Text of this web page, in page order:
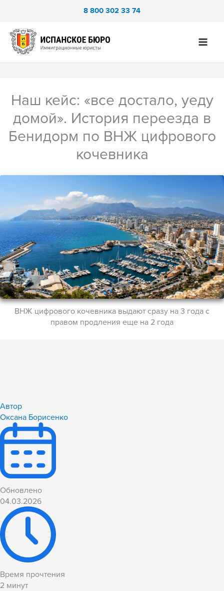
содержимому
8 800 302 33 74
Наш кейс: «все достало, уеду
домой». История переезда в
Бенидорм по ВНЖ цифрового
кочевника
ВНЖ цифрового кочевника выдают сразу на 3 года с
правом продления еще на 2 года
Автор
Оксана Борисенко
Обновлено
04.03.2026
Время прочтения
2 минут